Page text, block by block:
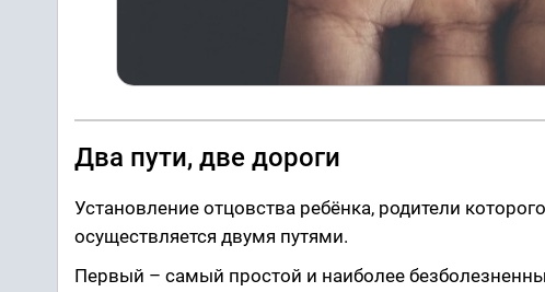
Два пути, две дороги
Установление отцовства ребёнка, родители
осуществляется двумя путями.
Первый – самый простой и наиболее